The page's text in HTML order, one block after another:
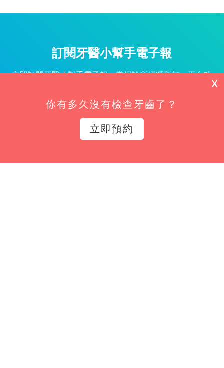
訂閱牙醫小幫手電子報
立即訂閱牙醫小幫手電子報，掌握診所經營新知、平台功
你有多久沒有檢查牙齒了？
立即預約
X